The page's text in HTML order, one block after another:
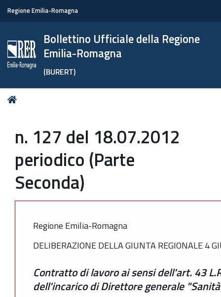
Regione Emilia-Romagna
Bollettino Ufficiale della Regione
Emilia-Romagna
(BURERT)
Tu
n. 127 del 18.07.2012
periodico (Parte
Seconda)
Regione Emilia-Romagna
DELIBERAZIONE DELLA GIUNTA REGIONALE 4
Contratto di lavoro ai sensi dell'art. 43
dell'incarico di Direttore generale